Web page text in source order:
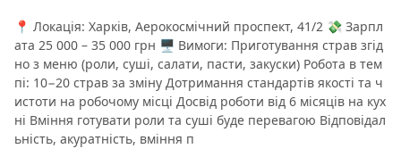
📍 Локація: Харків, Аерокосмічний проспект, 41/2 💸 Зарпл
ата 25 000 – 35 000 грн 🖥 Вимоги: Приготування страв згід
но з меню (роли, суші, салати, пасти, закуски) Робота в тем
пі: 10−20 страв за зміну Дотримання стандартів якості та ч
истоти на робочому місці Досвід роботи від 6 місяців на кух
ні Вміння готувати роли та суші буде перевагою Відповідал
ьність, акуратність, вміння п